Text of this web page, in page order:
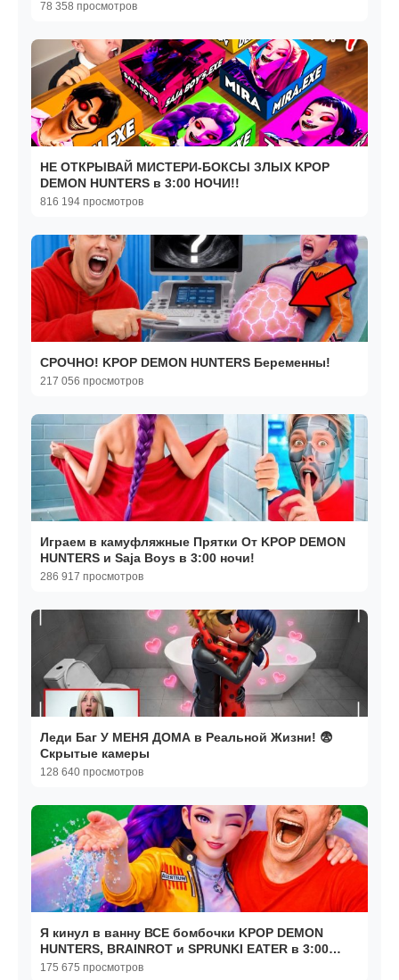
78 358 просмотров
НЕ ОТКРЫВАЙ МИСТЕРИ-БОКСЫ ЗЛЫХ KPOP
DEMON HUNTERS в 3:00 НОЧИ!!
816 194 просмотров
СРОЧНО! KPOP DEMON HUNTERS Беременны!
217 056 просмотров
Играем в камуфляжные Прятки От KPOP DEMON
HUNTERS и Saja Boys в 3:00 ночи!
286 917 просмотров
Леди Баг У МЕНЯ ДОМА в Реальной Жизни! 😨
Скрытые камеры
128 640 просмотров
Я кинул в ванну ВСЕ бомбочки KPOP DEMON
HUNTERS, BRAINROT и SPRUNKI EATER в 3:00
ночи!
175 675 просмотров